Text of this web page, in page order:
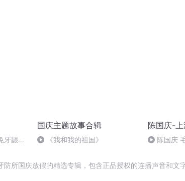
牙龈萎
国庆主题故事合辑
《我和我的祖国》
陈国庆-
陈国庆
防所国庆放假的精选专辑，包含正品授权的连播声音和文